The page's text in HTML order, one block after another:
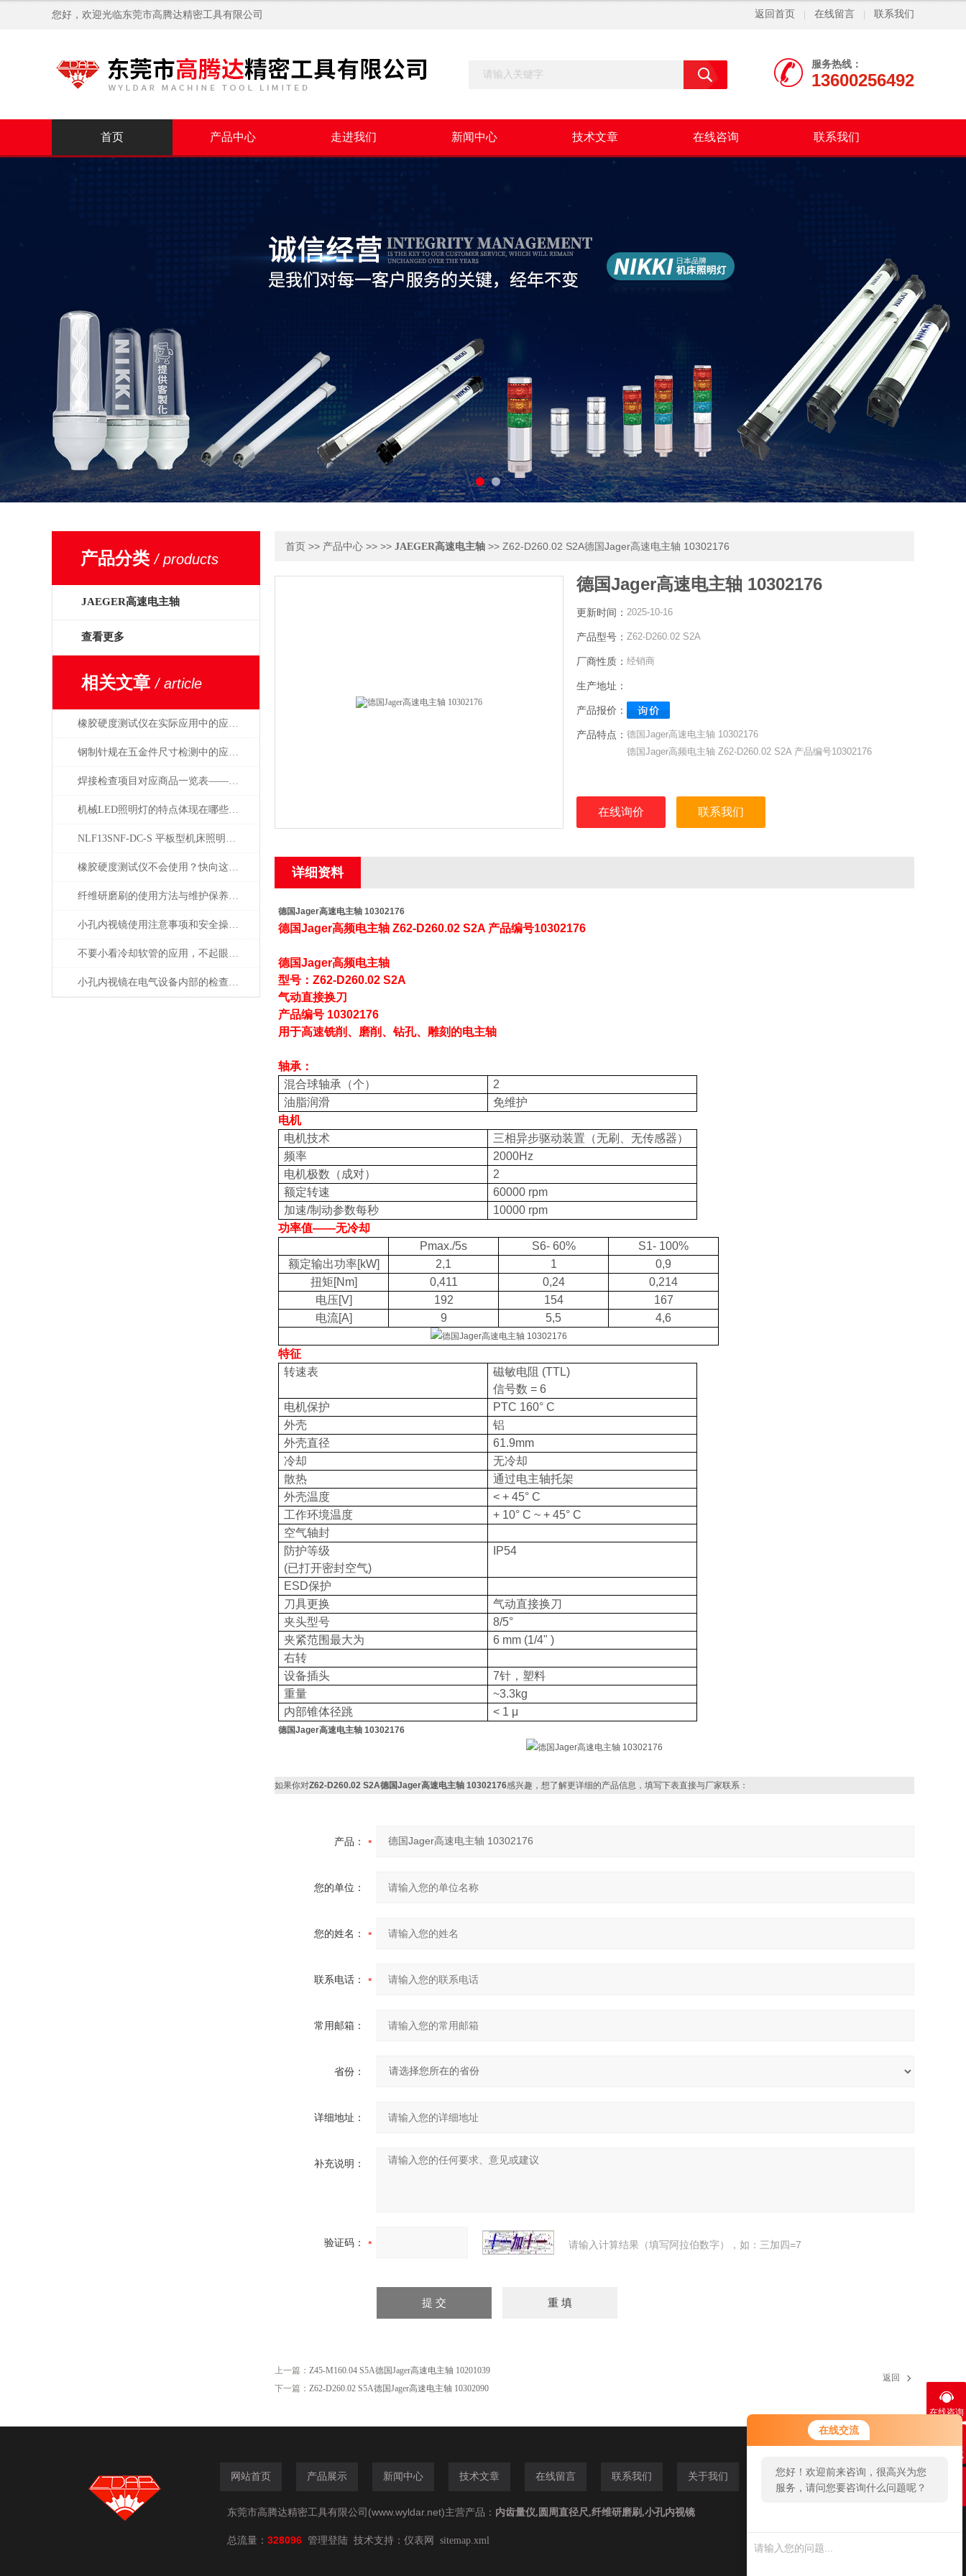
在线交流
您好！欢迎前来咨询，很高兴为您
服务，请问您要咨询什么问题呢？
您好，看您停留很久了，是否找到
了需求产品，您可以直接在线与我
您好，欢迎光临东莞市高腾达精密工具有限公司 返回首页 在线留言 联系我们
服务热线：
13600256492
首页 产品中心 走进我们 新闻中心 技术文章 在线咨询 联系我们
产品分类/ products
JAEGER高速电主轴
查看更多
相关文章/ article
橡胶硬度测试仪在实际应用中的应用场景
钢制针规在五金件尺寸检测中的应用——日本SK新泻精机
焊接检查项目对应商品一览表——日本SK新泻精机
机械LED照明灯的特点体现在哪些方面？
NLF13SNF-DC-S 平板型机床照明灯日本NIKKI总代理
橡胶硬度测试仪不会使用？快向这里看过来
纤维研磨刷的使用方法与维护保养要点
小孔内视镜使用注意事项和安全操作规范
不要小看冷却软管的应用，不起眼用处却很大！
小孔内视镜在电气设备内部的检查应用有哪些？
首页 >> 产品中心 >> >> JAEGER高速电主轴 >> Z62-D260.02 S2A德国Jager高速电主轴 10302176
德国Jager高速电主轴 10302176
更新时间： 2025-10-16
产品型号： Z62-D260.02 S2A
厂商性质： 经销商
生产地址：
产品报价：
产品特点： 德国Jager高速电主轴 10302176
德国Jager高频电主轴 Z62-D260.02 S2A 产品编号10302176
型号：Z62-D260.02 S2A
气动直接换刀
在线询价 联系我们
详细资料
德国Jager高速电主轴 10302176
德国Jager高频电主轴 Z62-D260.02 S2A 产品编号10302176
德国Jager高频电主轴
型号： Z62-D260.02 S2A
气动直接换刀
产品编号 10302176
用于高速铣削、磨削、钻孔、雕刻的电主轴
轴承：
混合球轴承（个）
2
油脂润滑
免维护
电机
电机技术
三相异步驱动装置（无刷、无传感器）
频率
2000Hz
电机极数（成对）
2
额定转速
60000 rpm
加速/制动参数每秒
10000 rpm
功率值——无冷却
Pmax./5s
S6- 60%
S1- 100%
额定输出功率[kW] 2,1 1
0,9
扭矩[Nm] 0,411 0,24
0,214
电压[V] 192 154
167
电流[A] 9 5,5 4,6
特征
转速表
磁敏电阻 (TTL)
信号数 = 6
电机保护
PTC 160° C
外壳
铝
外壳直径
61.9mm
冷却
无冷却
散热
通过电主轴托架
外壳温度
< + 45° C
工作环境温度
+ 10° C ~ + 45° C
空气轴封
防护等级
(已打开密封空气)
IP54
ESD保护
刀具更换
气动直接换刀
夹头型号
8/5°
夹紧范围最大为
6 mm (1/4" )
右转
设备插头
7针，塑料
重量
~3.3kg
内部锥体径跳
< 1 μ
德国Jager高速电主轴 10302176
如果你对Z62-D260.02 S2A德国Jager高速电主轴 10302176感兴趣，想了解更详细的产品信息，填写下表直接与厂家联系：
产品：
您的单位：
您的姓名：
联系电话：
常用邮箱：
省份：
详细地址：
补充说明：
验证码： 请输入计算结果（填写阿拉伯数字），如：三加四=7
上一篇： Z45-M160.04 S5A德国Jager高速电主轴 10201039
下一篇： Z62-D260.02 S5A德国Jager高速电主轴 10302090
返回
网站首页 产品展示 新闻中心 技术文章 在线留言 联系我们 关于我们
东莞市高腾达精密工具有限公司(www.wyldar.net)主营产品： 内齿量仪,圆周直径尺,纤维研磨刷,小孔内视镜
总流量： 328096 管理登陆 技术支持： 仪表网 sitemap.xml
在线咨询
联系方式